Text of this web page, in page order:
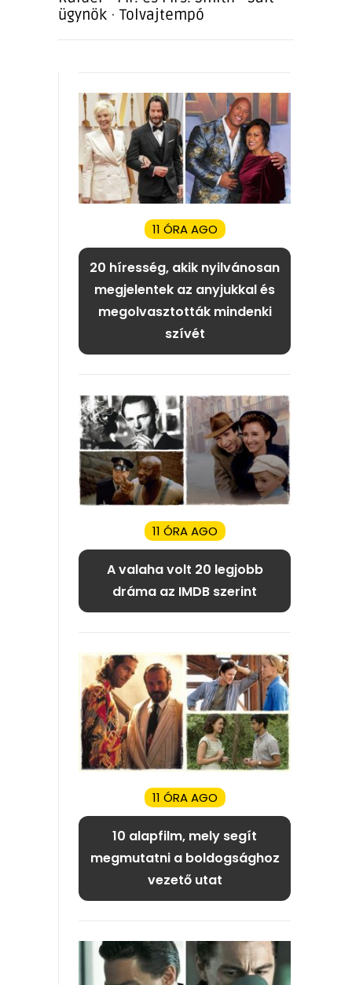
ügynök · Tolvajtempó
11 ÓRA AGO
20 híresség, akik nyilvánosan
megjelentek az anyjukkal és
megolvasztották mindenki
szívét
11 ÓRA AGO
A valaha volt 20 legjobb
dráma az IMDB szerint
11 ÓRA AGO
10 alapfilm, mely segít
megmutatni a boldogsághoz
vezető utat